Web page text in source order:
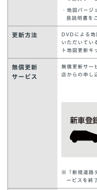
・地図バージ
扱説明書を
更新方法
DVDによる地
いただいて
ト地図更新キ
無償更新
サービス
無償更新サー
店からの申し
※「新規道路
ービスを終